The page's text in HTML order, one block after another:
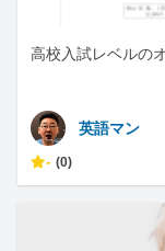
高校入試レベルの
英語マン
- (0)